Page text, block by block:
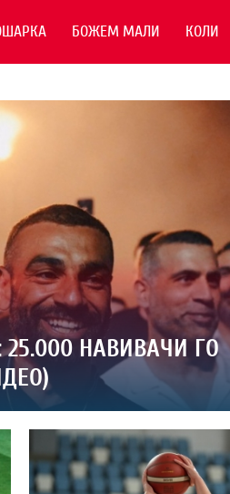
БОЖЕМ МАЛИ КОЛИ
НАВИВАЧИ ГО